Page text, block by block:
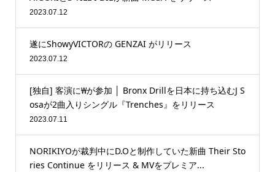
2023.07.12
遂にShowyVICTORの GENZAI がリリース
2023.07.12
[独自] 客演に₩が参加 │ Bronx Drillを日本に持ち込むJ S
osaが2曲入りシングル『Trenches』をリリース
2023.07.11
NORIKIYOが裁判中にD.Oと制作していた新曲 Their Sto
ries Continue をリリース & MVをプレミア...